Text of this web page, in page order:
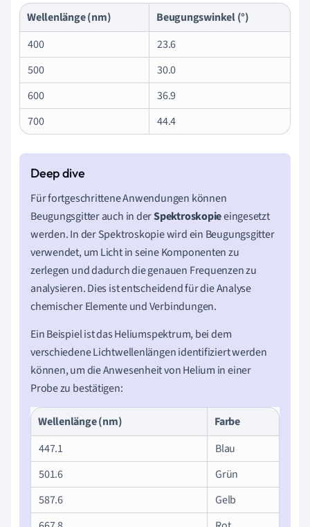
Wellenlänge (nm)
Beugungswinkel (°)
400
23.6
500
30.0
600
36.9
700
44.4
Für fortgeschrittene Anwendungen können
Beugungsgitter auch in derSpektroskopieeingesetzt
werden. In der Spektroskopie wird ein Beugungsgitter
verwendet, um Licht in seine Komponenten zu
zerlegen und dadurch die genauen Frequenzen zu
analysieren. Dies ist entscheidend für die Analyse
chemischer Elemente und Verbindungen.
Ein Beispiel ist das Heliumspektrum, bei dem
verschiedene Lichtwellenlängen identifiziert werden
können, um die Anwesenheit von Helium in einer
Probe zu bestätigen:
Wellenlänge (nm)
Farbe
447.1
Blau
501.6
Grün
587.6
Gelb